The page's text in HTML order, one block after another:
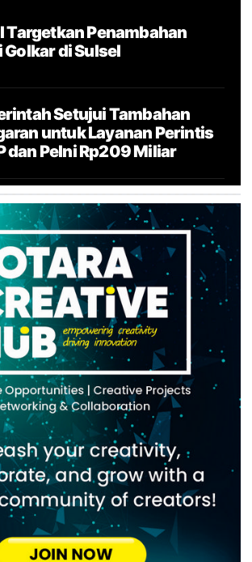
Targetkan Penambahan
Golkar di Sulsel
Setujui Tambahan
untuk Layanan Perintis
dan Pelni Rp209 Miliar